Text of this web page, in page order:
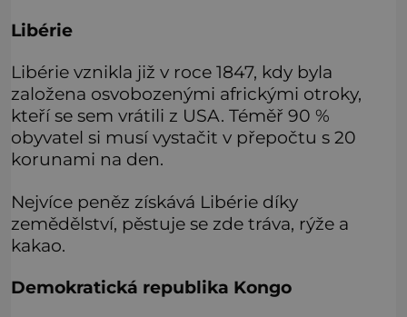
Libérie
Libérie vznikla již v roce 1847, kdy byla
založena osvobozenými africkými otroky,
kteří se sem vrátili z USA. Téměř 90 %
obyvatel si musí vystačit v přepočtu s 20
korunami na den.
Nejvíce peněz získává Libérie díky
zemědělství, pěstuje se zde tráva, rýže a
kakao.
Demokratická republika Kongo